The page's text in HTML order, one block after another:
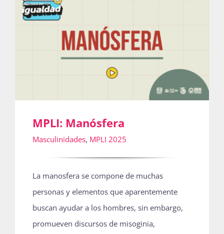
MPLI: Manósfera
Masculinidades, MPLI 2025
La manosfera se compone de muchas
personas y elementos que aparentemente
buscan ayudar a los hombres, sin embargo,
promueven discursos de misoginia,